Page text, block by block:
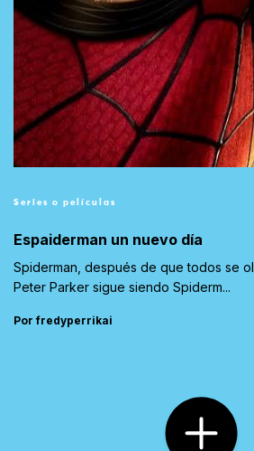
Series o películas
Espaiderman un nuevo día
Spiderman, después de que todos se
Peter Parker sigue siendo Spiderm...
Por fredyperrikai